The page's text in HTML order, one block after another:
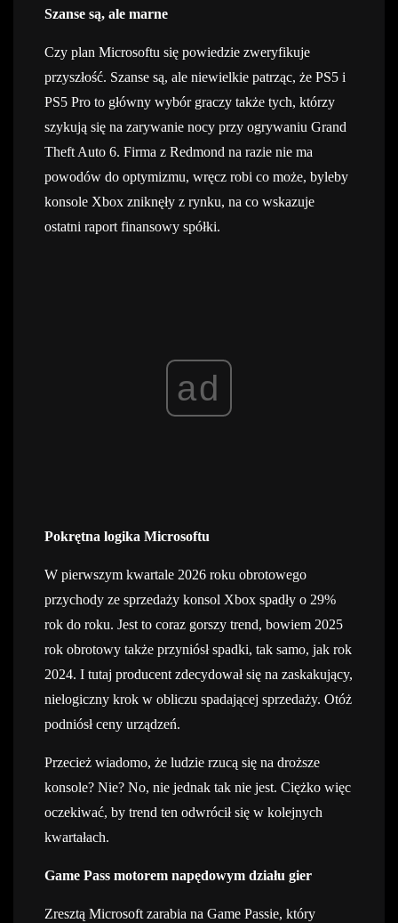
Szanse są, ale marne
Czy plan Microsoftu się powiedzie zweryfikuje
przyszłość. Szanse są, ale niewielkie patrząc, że PS5 i
PS5 Pro to główny wybór graczy także tych, którzy
szykują się na zarywanie nocy przy ogrywaniu Grand
Theft Auto 6. Firma z Redmond na razie nie ma
powodów do optymizmu, wręcz robi co może, byleby
konsole Xbox zniknęły z rynku, na co wskazuje
ostatni raport finansowy spółki.
ad
Pokrętna logika Microsoftu
W pierwszym kwartale 2026 roku obrotowego
przychody ze sprzedaży konsol Xbox spadły o 29%
rok do roku. Jest to coraz gorszy trend, bowiem 2025
rok obrotowy także przyniósł spadki, tak samo, jak rok
2024. I tutaj producent zdecydował się na zaskakujący,
nielogiczny krok w obliczu spadającej sprzedaży. Otóż
podniósł ceny urządzeń.
Przecież wiadomo, że ludzie rzucą się na droższe
konsole? Nie? No, nie jednak tak nie jest. Ciężko więc
oczekiwać, by trend ten odwrócił się w kolejnych
kwartałach.
Game Pass motorem napędowym działu gier
Zresztą Microsoft zarabia na Game Passie, który